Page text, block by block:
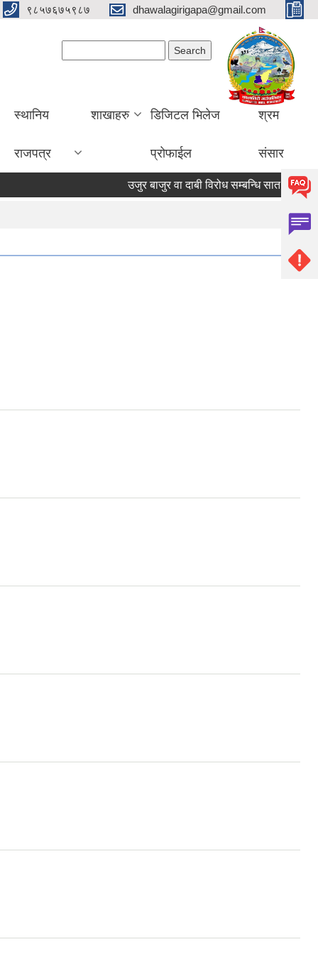
९८५७६७५९८७ dhawalagirigapa@gmail.com
स्थानिय
राजपत्र
शाखाहरु डिजिटल भिलेज
प्रोफाईल
श्रम
संसार
उजुर बाजुर वा दाबी विरोध सम्बन्धि सात दिने सूचना